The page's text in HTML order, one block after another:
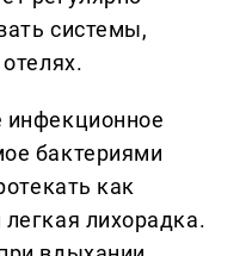
системы,
инфекционное
бактериями
как
лихорадка.